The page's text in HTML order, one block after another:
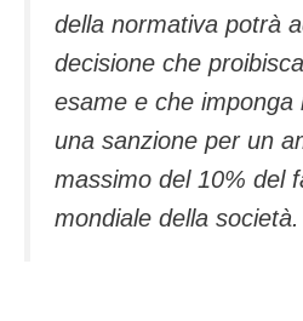
della normativa potrà
decisione che
esame e che imponga
una sanzione per un
massimo del 10% del
mondiale della società.